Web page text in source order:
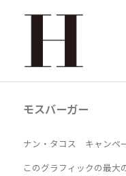
モスバーガー
ナン・タコス キャンペ
このグラフィックの最大